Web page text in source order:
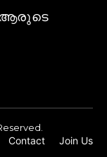
ആരുടെ
Contact Join Us